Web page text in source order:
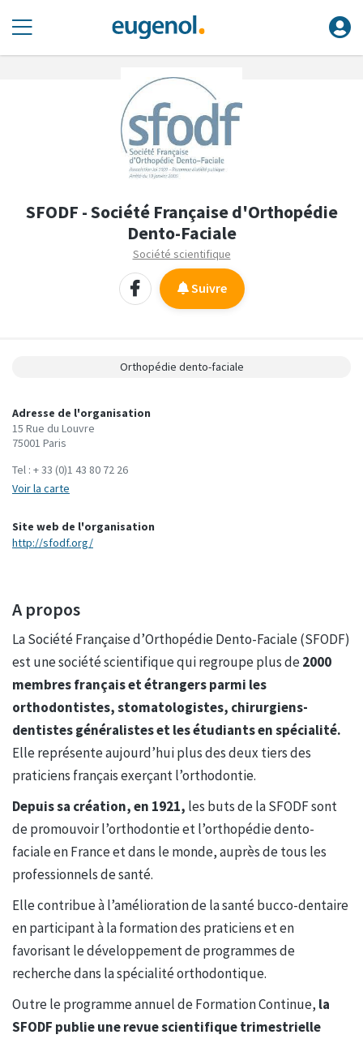
SFODF - Société Française d'Orthopédie
Dento-Faciale
Société scientifique
Suivre
A propos
La Société Française d’Orthopédie Dento-Faciale (SFODF)
est une société scientifique qui regroupe plus de2000
membres français et étrangers parmi les
orthodontistes, stomatologistes, chirurgiens-
dentistes généralistes et les étudiants en spécialité.
Elle représente aujourd’hui plus des deux tiers des
praticiens français exerçant l’orthodontie.
Depuis sa création, en 1921, les buts de la SFODF sont
de promouvoir l’orthodontie et l’orthopédie dento-
faciale en France et dans le monde, auprès de tous les
professionnels de santé.
Elle contribue à l’amélioration de la santé bucco-dentaire
en participant à la formation des praticiens et en
favorisant le développement de programmes de
recherche dans la spécialité orthodontique.
Outre le programme annuel de Formation Continue, la
SFODF publie une revue scientifique trimestrielle
Orthopédie dento-faciale
Adresse de l'organisation
15 Rue du Louvre
75001 Paris
Tel : + 33 (0)1 43 80 72 26
Voir la carte
Site web de l'organisation
http://sfodf.org/